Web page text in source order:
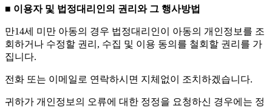
■ 이용자 및 법정대리인의 권리와 그 행사방법
만14세 미만 아동의 경우 법정대리인이 아동의 개인정보를 조
회하거나 수정할 권리, 수집 및 이용 동의를 철회할 권리를 가
집니다.
전화 또는 이메일로 연락하시면 지체없이 조치하겠습니다.
귀하가 개인정보의 오류에 대한 정정을 요청하신 경우에는 정